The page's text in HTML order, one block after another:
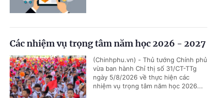
Các nhiệm vụ trọng tâm năm học 2026 - 2027
(Chinhphu.vn) - Thủ tướng Chính phủ
vừa ban hành Chỉ thị số 31/CT-TTg
ngày 5/8/2026 về thực hiện các
nhiệm vụ trọng tâm năm học 2026...